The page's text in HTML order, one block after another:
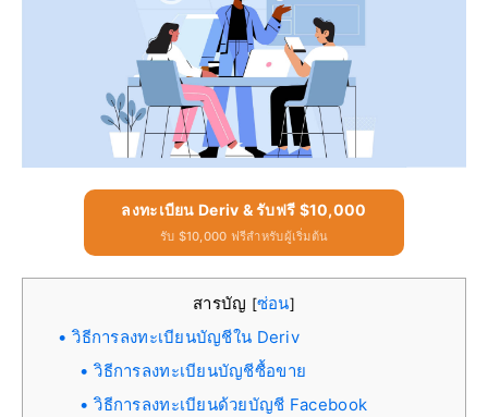
ลงทะเบียน Deriv & รับฟรี $10,000
รับ $10,000 ฟรีสำหรับผู้เริ่มต้น
สารบัญ [ซ่อน]
วิธีการลงทะเบียนบัญชีใน Deriv
วิธีการลงทะเบียนบัญชีซื้อขาย
วิธีการลงทะเบียนด้วยบัญชี Facebook